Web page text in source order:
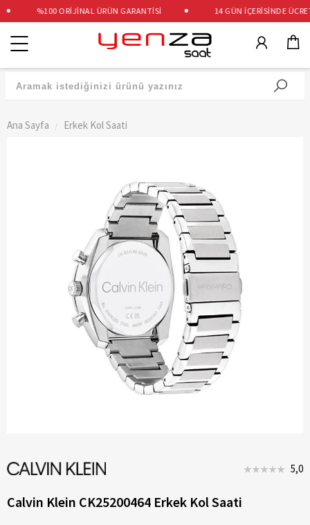
%100 ORİJİNAL ÜRÜN GARANTİSİ 14 GÜN İÇERİSİNDE
Kategoriler
Ana Sayfa Erkek Kol Saati
5,0
Calvin Klein CK25200464 Erkek Kol Saati